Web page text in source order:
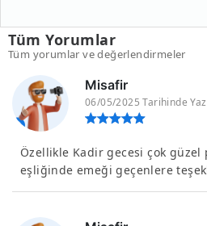
Tüm Yorumlar
Tüm yorumlar ve değerlendirmeler
Misafir
06/05/2025 Tarihinde
Özellikle Kadir gecesi çok
eşliğinde emeği geçenlere